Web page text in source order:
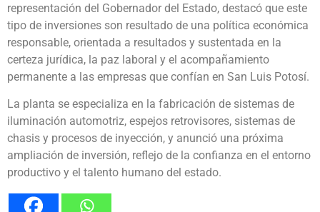
representación del Gobernador del Estado, destacó que este
tipo de inversiones son resultado de una política económica
responsable, orientada a resultados y sustentada en la
certeza jurídica, la paz laboral y el acompañamiento
permanente a las empresas que confían en San Luis Potosí.
La planta se especializa en la fabricación de sistemas de
iluminación automotriz, espejos retrovisores, sistemas de
chasis y procesos de inyección, y anunció una próxima
ampliación de inversión, reflejo de la confianza en el entorno
productivo y el talento humano del estado.